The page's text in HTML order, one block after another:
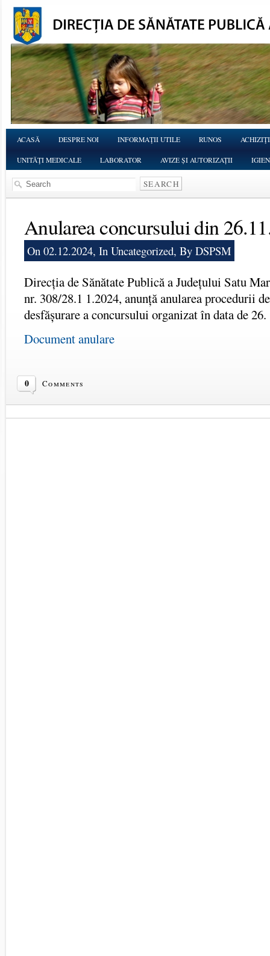
ACASĂ DESPRE NOI INFORMAŢII UTILE RUNOS
UNITĂŢI MEDICALE LABORATOR AVIZE ȘI AUTORIZAȚII
Anularea concursului din
On 02.12.2024, In Uncategorized, By DSPSM
Direcția de Sănătate Publică a Județului Satu
nr. 308/28.1 1.2024, anunță anularea procedurii
desfășurare a concursului organizat în data de
Document anulare
0 Comments